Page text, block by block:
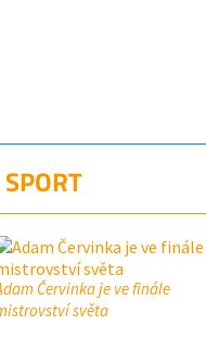
SPORT
Červinka je ve finále
světa